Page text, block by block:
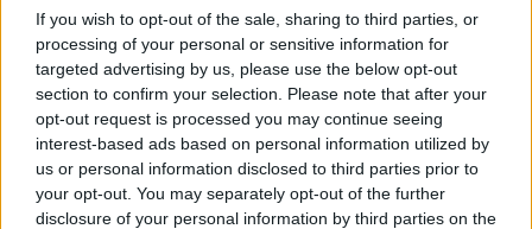
If you wish to opt-out of the sale, sharing to third parties, or
processing of your personal or sensitive information for
targeted advertising by us, please use the below opt-out
section to confirm your selection. Please note that after your
opt-out request is processed you may continue seeing
interest-based ads based on personal information utilized by
us or personal information disclosed to third parties prior to
your opt-out. You may separately opt-out of the further
disclosure of your personal information by third parties on the
Etiquetas
JOGOS DE AÇÃO
JOGOS MULTIJUGADOR